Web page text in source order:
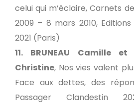
celui qui m’éclaire, Carnets
2009 – 8 mars 2010, Editions
2021 (Paris)
11. BRUNEAU Camille et
Christine, Nos vies valent
Face aux dettes, des
Passager Clandestin